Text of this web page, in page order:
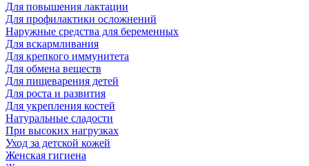
Для повышения лактации
Для профилактики осложнений
Наружные средства для беременных
Для вскармливания
Для крепкого иммунитета
Для обмена веществ
Для пищеварения детей
Для роста и развития
Для укрепления костей
Натуральные сладости
При высоких нагрузках
Уход за детской кожей
Женская гигиена